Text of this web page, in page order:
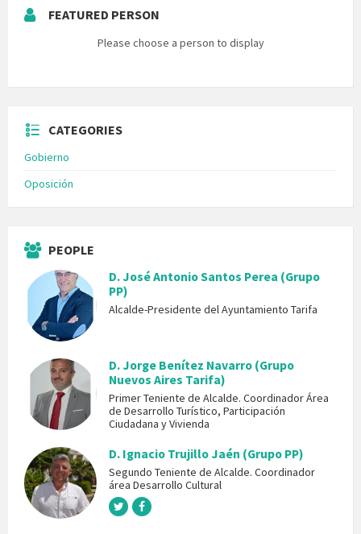
FEATURED PERSON
Please choose a person to display
CATEGORIES
Gobierno
Oposición
PEOPLE
D. José Antonio Santos Perea (Grupo
PP)
Alcalde-Presidente del Ayuntamiento Tarifa
D. Jorge Benítez Navarro (Grupo
Nuevos Aires Tarifa)
Primer Teniente de Alcalde. Coordinador Área
de Desarrollo Turístico, Participación
Ciudadana y Vivienda
D. Ignacio Trujillo Jaén (Grupo PP)
Segundo Teniente de Alcalde. Coordinador
área Desarrollo Cultural